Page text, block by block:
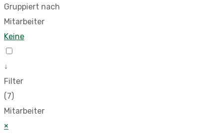
Gruppiert nach
Mitarbeiter
Keine
↓
Filter
(7)
Mitarbeiter
×